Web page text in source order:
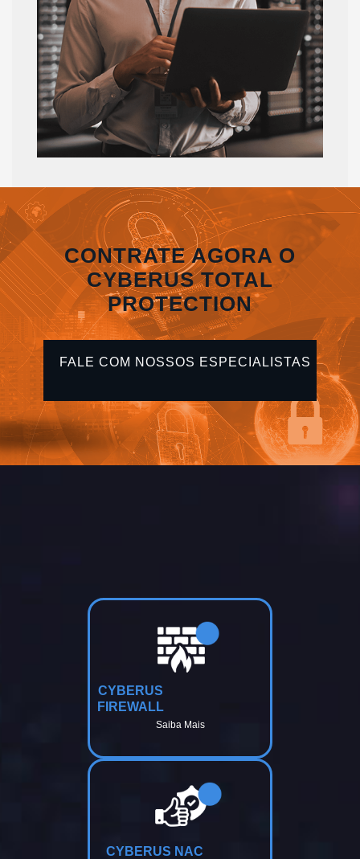
CONTRATE AGORA O
CYBERUS TOTAL
PROTECTION
CYBERUS
FIREWALL
Saiba Mais
CYBERUS NAC